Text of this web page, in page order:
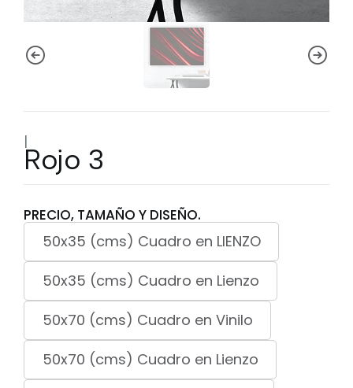
|
Rojo 3
PRECIO, TAMAÑO Y DISEÑO.
50x35 (cms) Cuadro en LIENZO
50x35 (cms) Cuadro en Lienzo
50x70 (cms) Cuadro en Vinilo
50x70 (cms) Cuadro en Lienzo